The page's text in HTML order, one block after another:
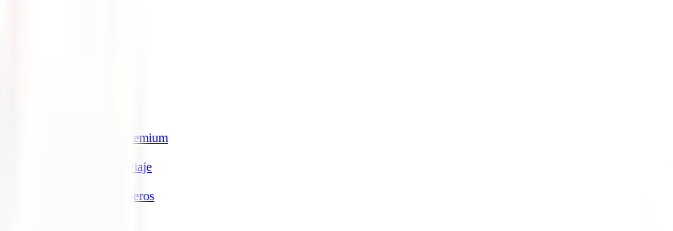
IATI Anulación Premium
IATI Anual Multiviaje
IATI Grandes Viajeros